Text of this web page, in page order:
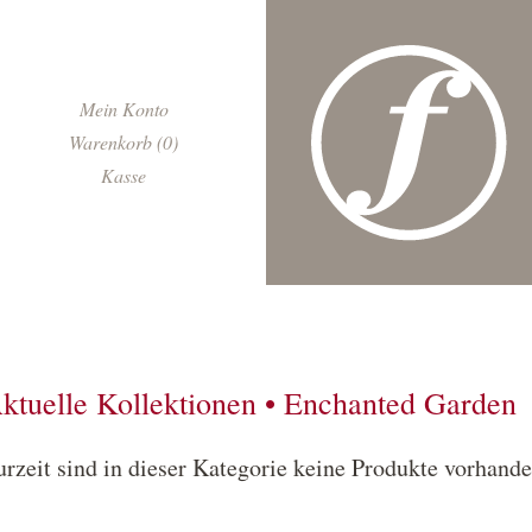
Navigation
Mein Konto
Warenkorb (0)
Kasse
Kollektionen • Enchanted Garden
sind in dieser Kategorie keine Produkte